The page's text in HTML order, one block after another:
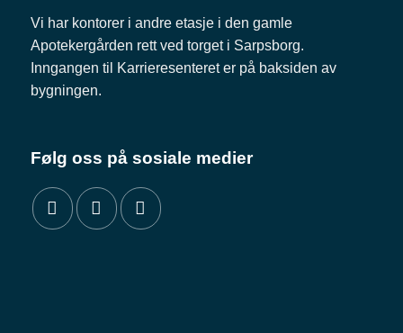
Vi har kontorer i andre etasje i den gamle
Apotekergården rett ved torget i Sarpsborg.
Inngangen til Karrieresenteret er på baksiden av
bygningen.
Følg oss på sosiale medier